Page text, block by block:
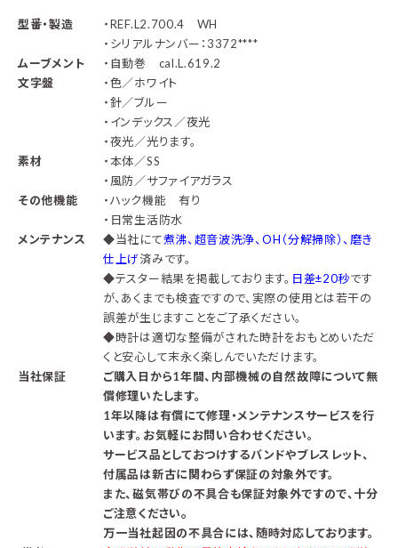
型番・製造
・REF.L2.700.4 WH
・シリアルナンバー：3372****
ムーブメント
・自動巻 cal.L.619.2
文字盤
・色／ホワイト
・針／ブルー
・インデックス／夜光
・夜光／光ります。
素材
・本体／SS
・風防／サファイアガラス
その他機能
・ハック機能 有り
・日常生活防水
メンテナンス
◆当社にて煮沸、超音波洗浄、OH（分解掃除）、磨き
仕上げ済みです。
◆テスター結果を掲載しております。 日差±20秒です
が、あくまでも検査ですので、実際の使用とは若干の
誤差が生じますことをご了承ください。
◆時計は適切な整備がされた時計をおもとめいただ
くと安心して末永く楽しんでいただけます。
当社保証
ご購入日から1年間、内部機械の自然故障について無
償修理いたします。
1年以降は有償にて修理・メンテナンスサービスを行
います。お気軽にお問い合わせください。
サービス品としておつけするバンドやブレスレット、
付属品は新古に関わらず保証の対象外です。
また、磁気帯びの不具合も保証対象外ですので、十分
ご注意ください。
万一当社起因の不具合には、随時対応しております。